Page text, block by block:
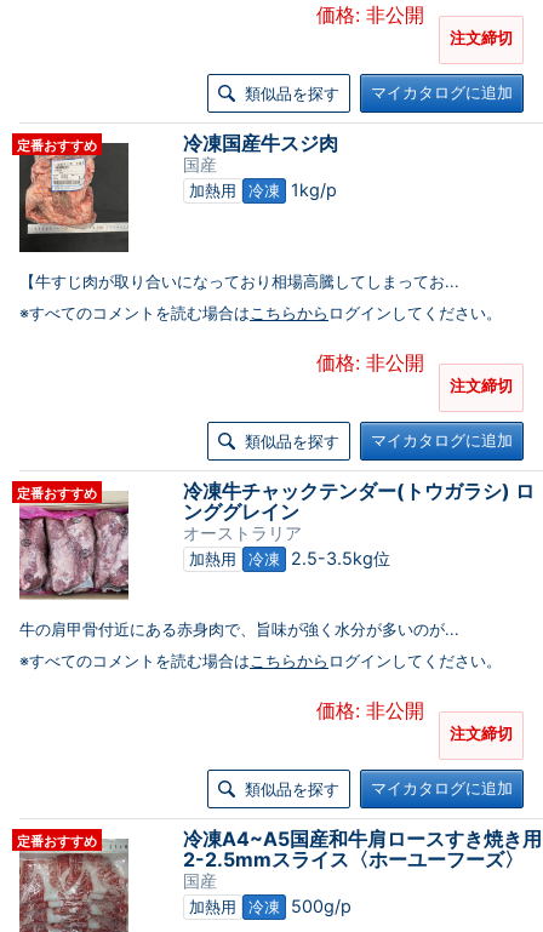
価格: 非公開
注文締切
類似品を探す マイカタログに追加
定番おすすめ 冷凍国産牛スジ肉
国産
加熱用 冷凍 1kg/p
【牛すじ肉が取り合いになっており相場高騰してしまってお...
※すべてのコメントを読む場合はこちらから ログインしてください。
価格: 非公開
注文締切
類似品を探す マイカタログに追加
定番おすすめ
冷凍牛チャックテンダー(トウガラシ) ロ
ンググレイン
オーストラリア
加熱用 冷凍 2.5-3.5kg位
牛の肩甲骨付近にある赤身肉で、旨味が強く水分が多いのが...
※すべてのコメントを読む場合はこちらから ログインしてください。
価格: 非公開
注文締切
類似品を探す マイカタログに追加
定番おすすめ
冷凍A4~A5国産和牛肩ロースすき焼き用
2-2.5mmスライス〈ホーユーフーズ〉
国産
加熱用 冷凍 500g/p